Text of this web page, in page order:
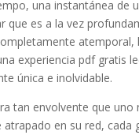
una instantánea de
que es a la vez
atemporal,
experiencia pdf gratis
única e inolvidable.
tan envolvente que uno
atrapado en su red, cada